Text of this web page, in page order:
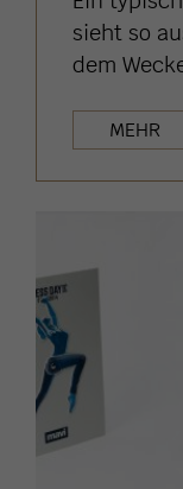
sieht so
dem
MEHR